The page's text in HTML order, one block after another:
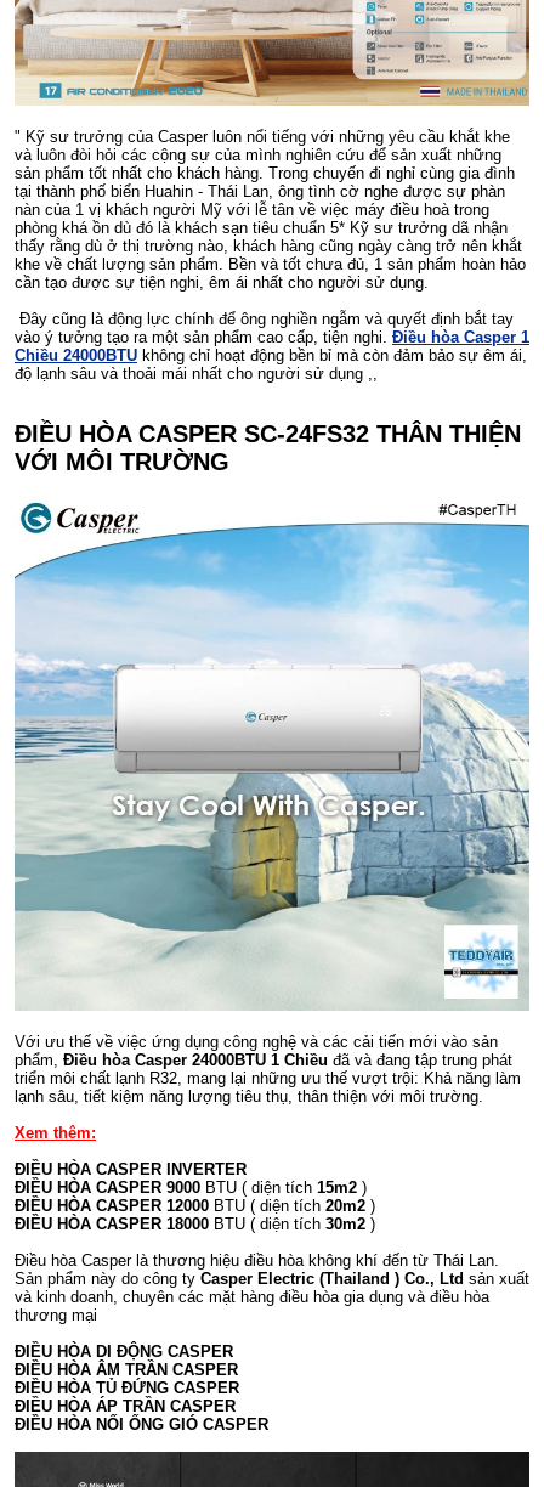
" Kỹ sư trưởng của Casper luôn nổi tiếng với những yêu cầu khắt khe
và luôn đòi hỏi các cộng sự của mình nghiên cứu để sản xuất những
sản phẩm tốt nhất cho khách hàng. Trong chuyến đi nghỉ cùng gia đình
tại thành phố biển Huahin - Thái Lan, ông tình cờ nghe được sự phàn
nàn của 1 vị khách người Mỹ với lễ tân về việc máy điều hoà trong
phòng khá ồn dù đó là khách sạn tiêu chuẩn 5* Kỹ sư trưởng dã nhận
thấy rằng dù ở thị trường nào, khách hàng cũng ngày càng trở nên khắt
khe về chất lượng sản phẩm. Bền và tốt chưa đủ, 1 sản phẩm hoàn hảo
cần tạo được sự tiện nghi, êm ái nhất cho người sử dụng.
Đây cũng là động lực chính để ông nghiền ngẫm và quyết định bắt tay
vào ý tưởng tạo ra một sản phẩm cao cấp, tiện nghi. Điều hòa Casper 1
Chiều 24000BTU không chỉ hoạt động bền bỉ mà còn đảm bảo sự êm ái,
độ lạnh sâu và thoải mái nhất cho người sử dụng ,,
ĐIỀU HÒA CASPER SC-24FS32 THÂN THIỆN
VỚI MÔI TRƯỜNG
Với ưu thế về việc ứng dụng công nghệ và các cải tiến mới vào sản
phẩm, Điều hòa Casper 24000BTU 1 Chiều đã và đang tập trung phát
triển môi chất lạnh R32, mang lại những ưu thế vượt trội: Khả năng làm
lạnh sâu, tiết kiệm năng lượng tiêu thụ, thân thiện với môi trường.
Xem thêm:
ĐIỀU HÒA CASPER INVERTER
ĐIỀU HÒA CASPER 9000 BTU ( diện tích 15m2 )
ĐIỀU HÒA CASPER 12000 BTU ( diện tích 20m2 )
ĐIỀU HÒA CASPER 18000 BTU ( diện tích 30m2 )
Điều hòa Casper là thương hiệu điều hòa không khí đến từ Thái Lan.
Sản phẩm này do công ty Casper Electric (Thailand ) Co., Ltd sản xuất
và kinh doanh, chuyên các mặt hàng điều hòa gia dụng và điều hòa
thương mại
ĐIỀU HÒA DI ĐỘNG CASPER
ĐIỀU HÒA ÂM TRẦN CASPER
ĐIỀU HÒA TỦ ĐỨNG CASPER
ĐIỀU HÒA ÁP TRẦN CASPER
ĐIỀU HÒA NỐI ỐNG GIÓ CASPER